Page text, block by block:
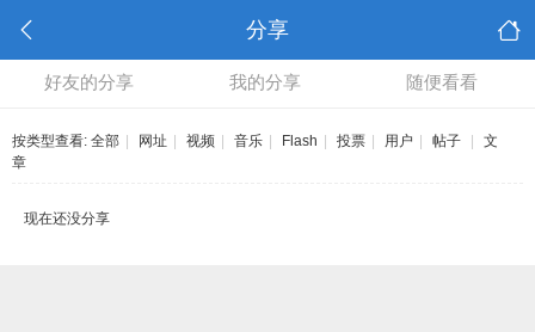
分享
好友的分享 我的分享 随便看看
按类型查看: 全部 网址 视频 音乐 Flash 投票 用户 帖子
文
章
现在还没分享